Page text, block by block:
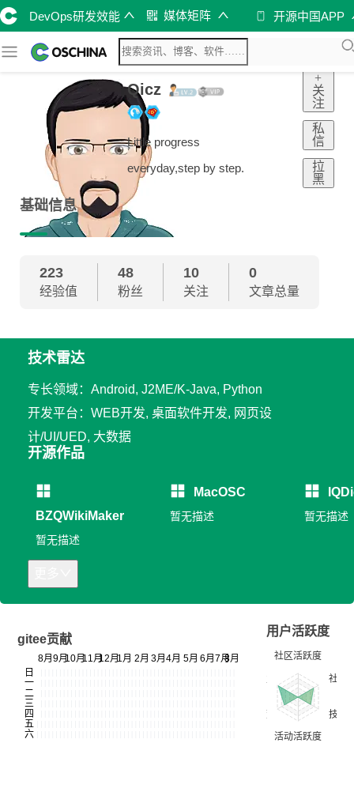
DevOps研发效能 媒体矩阵 开源中国APP
Qicz
Little progress
everyday,step by step.
+
关
注
私
信
拉
黑
基础信息
223
经验值
48
粉丝
10
关注
0
文章总量
技术雷达
专长领域：Android, J2ME/K-Java, Python
开发平台：WEB开发, 桌面软件开发, 网页设
计/UI/UED, 大数据
开源作品
BZQWikiMaker
暂无描述
MacOSC
暂无描述 暂无描述
gitee贡献
用户活跃度